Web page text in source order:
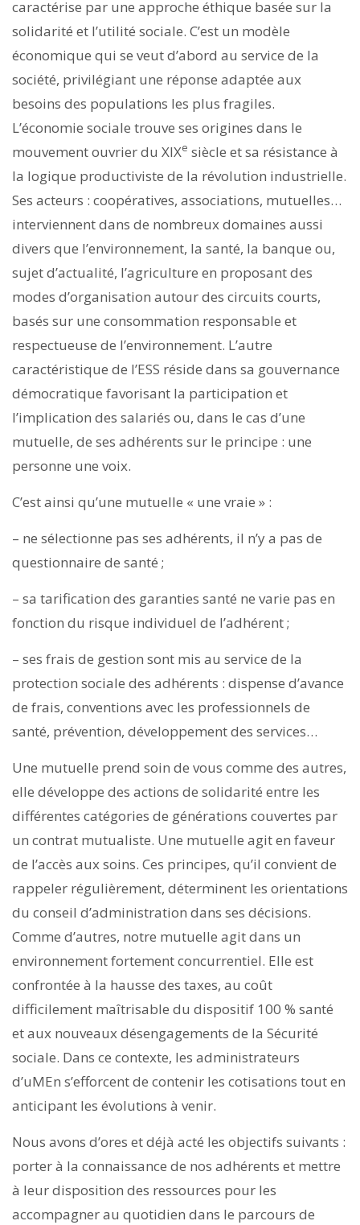
caractérise par une approche éthique basée sur la
solidarité et l’utilité sociale. C’est un modèle
économique qui se veut d’abord au service de la
société, privilégiant une réponse adaptée aux
besoins des populations les plus fragiles.
L’économie sociale trouve ses origines dans le
mouvement ouvrier du XIXe siècle et sa résistance à
la logique productiviste de la révolution industrielle.
Ses acteurs : coopératives, asso­ciations, mutuelles…
interviennent dans de nombreux domaines aussi
divers que l’environnement, la santé, la banque ou,
sujet d’actualité, l’agriculture en proposant des
modes d’organisation autour des circuits courts,
basés sur une consommation responsable et
respectueuse de l’environnement. L’autre
caractéristique de l’ESS réside dans sa gouvernance
démocratique favorisant la participation et
l’implication des salariés ou, dans le cas d’une
mutuelle, de ses adhérents sur le principe : une
personne une voix.
C’est ainsi qu’une mutuelle « une vraie » :
– ne sélectionne pas ses adhérents, il n’y a pas de
questionnaire de santé ;
– sa tarification des garanties santé ne varie pas en
fonction du risque individuel de l’adhérent ;
– ses frais de gestion sont mis au service de la
protection sociale des adhérents : dispense d’avance
de frais, conventions avec les professionnels de
santé, prévention, développement des services…
Une mutuelle prend soin de vous comme des autres,
elle développe des actions de solidarité entre les
différentes catégories de générations couvertes par
un contrat mutualiste. Une mutuelle agit en faveur
de l’accès aux soins. Ces principes, qu’il convient de
rappeler régulièrement, déterminent les orientations
du conseil d’administration dans ses décisions.
Comme d’autres, notre mutuelle agit dans un
environnement fortement concurrentiel. Elle est
confrontée à la hausse des taxes, au coût
difficilement maîtrisable du dispositif 100 % santé
et aux nouveaux désengagements de la Sécurité
sociale. Dans ce contexte, les administrateurs
d’uMEn s’efforcent de contenir les cotisations tout en
anticipant les évolutions à venir.
Nous avons d’ores et déjà acté les objectifs suivants :
porter à la connaissance de nos adhérents et mettre
à leur disposition des ressources pour les
accompagner au quotidien dans le parcours de